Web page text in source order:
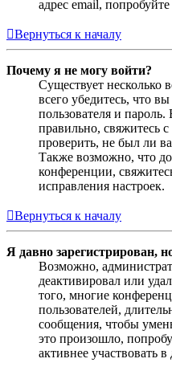
адрес email,
Вернуться к началу
Почему я не могу войти?
Существует
всего убедитесь, что
пользователя и
правильно, свяжитесь
проверить, не был ли
Также возможно, что
конференции,
исправления настроек.
Вернуться к началу
Я давно зарегистрирован,
Возможно,
деактивировал или
того, многие
пользователей,
сообщения, чтобы
это произошло,
активнее участвовать в